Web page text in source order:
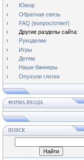
Юмор
Обратная связь
FAQ (вопрос/ответ)
Другие разделы сайта:
Рукоделие
Игры
Детям
Наши баннеры
Опухоли глотки
ФОРМА ВХОДА
ПОИСК